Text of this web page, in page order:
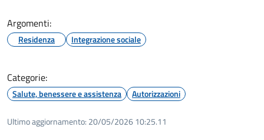
Argomenti:
Residenza Integrazione sociale
Categorie:
Salute, benessere e assistenza Autorizzazioni
Ultimo aggiornamento: 20/05/2026 10:25.11